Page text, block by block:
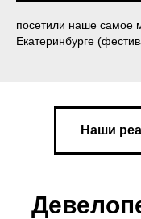
посетили наше самое
Екатеринбурге
Наши